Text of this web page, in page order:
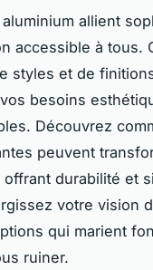
allient
accessible à tous.
styles et de
besoins
Découvrez
peuvent
durabilité et
votre vision
qui marient
ruiner.